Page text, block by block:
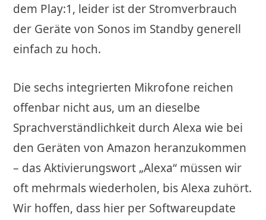
dem Play:1, leider ist der Stromverbrauch
der Geräte von Sonos im Standby generell
einfach zu hoch.
Die sechs integrierten Mikrofone reichen
offenbar nicht aus, um an dieselbe
Sprachverständlichkeit durch Alexa wie bei
den Geräten von Amazon heranzukommen
– das Aktivierungswort „Alexa“ müssen wir
oft mehrmals wiederholen, bis Alexa zuhört.
Wir hoffen, dass hier per Softwareupdate